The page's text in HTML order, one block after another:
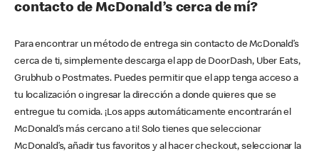
contacto de McDonald’s cerca de mí?
Para encontrar un método de entrega sin contacto de McDonald’s
cerca de ti, simplemente descarga el app de DoorDash, Uber Eats,
Grubhub o Postmates. Puedes permitir que el app tenga acceso a
tu localización o ingresar la dirección a donde quieres que se
entregue tu comida. ¡Los apps automáticamente encontrarán el
McDonald’s más cercano a ti! Solo tienes que seleccionar
McDonald’s, añadir tus favoritos y al hacer checkout, seleccionar la